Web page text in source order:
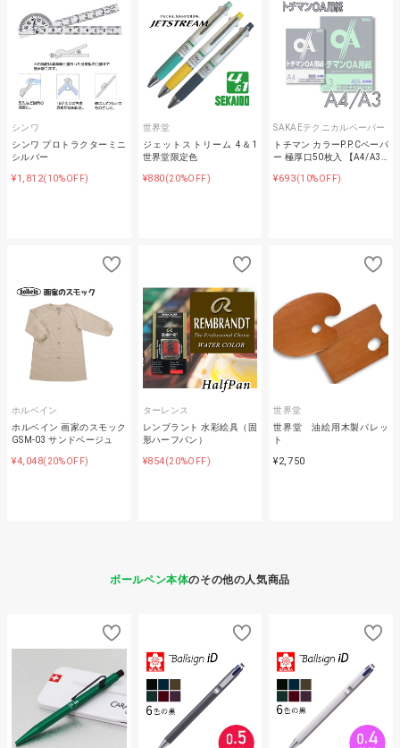
シンワ
シンワ プロトラクターミニ
シルバー
¥1,812(10%OFF)
世界堂
ジェットストリーム 4＆1
世界堂限定色
¥880(20%OFF)
SAKAEテクニカルペーパー
トチマン カラーP.P.Cペーパ
ー 極厚口50枚入 【A4/A3…
¥693(10%OFF)
ホルベイン
ホルベイン 画家のスモック
GSM-03 サンドベージュ
¥4,048(20%OFF)
ターレンス
レンブラント 水彩絵具（固
形ハーフパン）
¥854(20%OFF)
世界堂
世界堂 油絵用木製パレッ
ト
¥2,750
ボールペン本体のその他の人気商品